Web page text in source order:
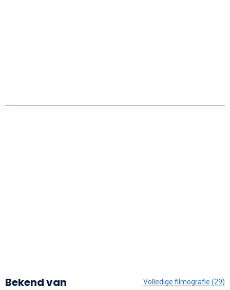
Bekend van Volledige filmografie (29)